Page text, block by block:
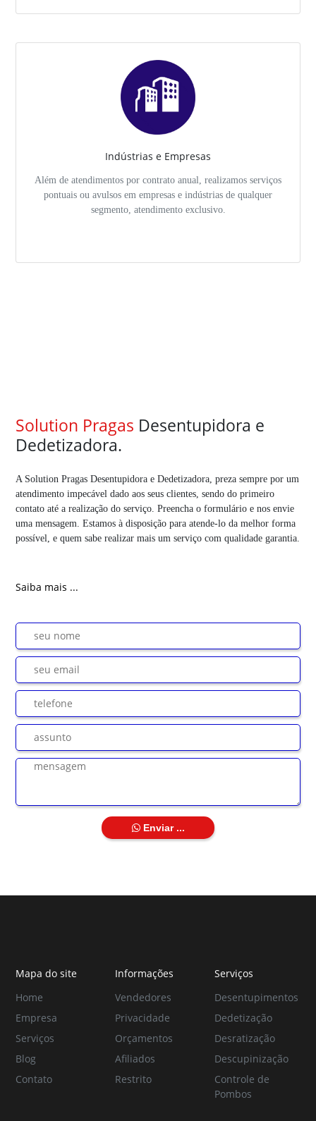
Indústrias e Empresas
Além de atendimentos por contrato anual, realizamos serviços
pontuais ou avulsos em empresas e indústrias de qualquer
segmento, atendimento exclusivo.
Solution Pragas Desentupidora e
Dedetizadora.
A Solution Pragas Desentupidora e Dedetizadora, preza sempre por um
atendimento impecável dado aos seus clientes, sendo do primeiro
contato até a realização do serviço. Preencha o formulário e nos envie
uma mensagem. Estamos à disposição para atende-lo da melhor forma
possível, e quem sabe realizar mais um serviço com qualidade garantia.
Saiba mais ...
Enviar ...
Mapa do site
Home
Empresa
Serviços
Blog
Contato
Informações
Vendedores
Privacidade
Orçamentos
Afiliados
Restrito
Serviços
Desentupimentos
Dedetização
Desratização
Descupinização
Controle de
Pombos